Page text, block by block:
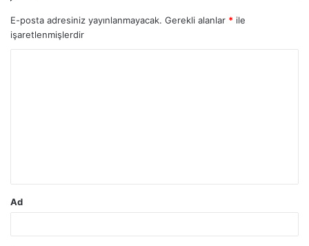
E-posta adresiniz yayınlanmayacak. Gerekli alanlar * ile
işaretlenmişlerdir
Ad